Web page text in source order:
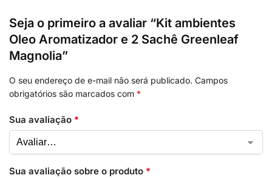
Seja o primeiro a avaliar “Kit ambientes
Oleo Aromatizador e 2 Sachê Greenleaf
Magnolia”
O seu endereço de e-mail não será publicado. Campos
obrigatórios são marcados com *
Sua avaliação *
Sua avaliação sobre o produto *